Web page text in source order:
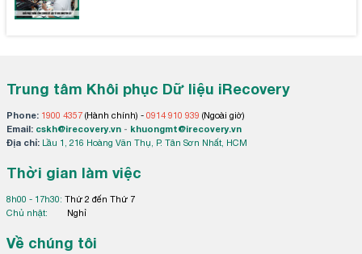
Trung tâm Khôi phục Dữ liệu iRecovery
Phone: 1900 4357(Hành chính) - 0914 910 939 (Ngoài giờ)
Email: cskh@irecovery.vn- khuongmt@irecovery.vn
Địa chỉ:
Lầu 1, 216 Hoàng Văn Thụ, P. Tân Sơn Nhất, HCM
Thời gian làm việc
8h00 - 17h30: Thứ 2 đến Thứ 7
Chủ nhật:
Nghỉ
Về chúng tôi